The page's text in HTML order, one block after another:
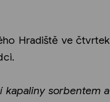
Hradiště ve čtvrtek
kapaliny sorbentem a